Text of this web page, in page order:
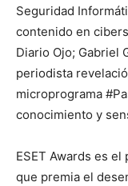
Seguridad
contenido en
Diario Ojo; Gabriel
periodista
microprograma
conocimiento y
ESET Awards es
que premia el